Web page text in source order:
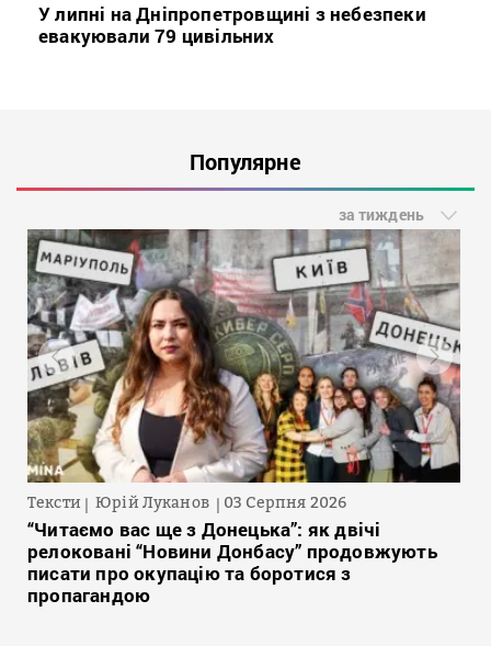
У липні на Дніпропетровщині з небезпеки
евакуювали 79 цивільних
Популярне
за тиждень
Тексти Юрій Луканов 03 Серпня 2026
“Читаємо вас ще з Донецька”: як двічі
релоковані “Новини Донбасу” продовжують
писати про окупацію та боротися з
пропагандою